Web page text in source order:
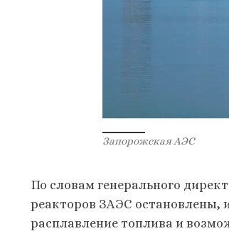
Запорожская АЭС
По словам генерального
реакторов ЗАЭС остановлены,
расплавление топлива и